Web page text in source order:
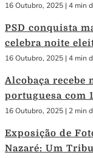
16 Outubro, 2025 | 4 min
PSD conquista
celebra noite
16 Outubro, 2025 | 4 min
Alcobaça recebe
portuguesa com
16 Outubro, 2025 | 2 min
Exposição de
Nazaré: Um